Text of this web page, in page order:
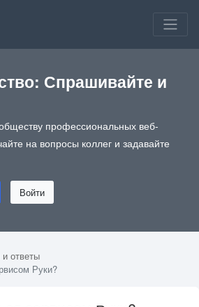
Спрашивайте и
профессиональных веб-
на вопросы коллег и задавайте
Войти
ответы
Руки?